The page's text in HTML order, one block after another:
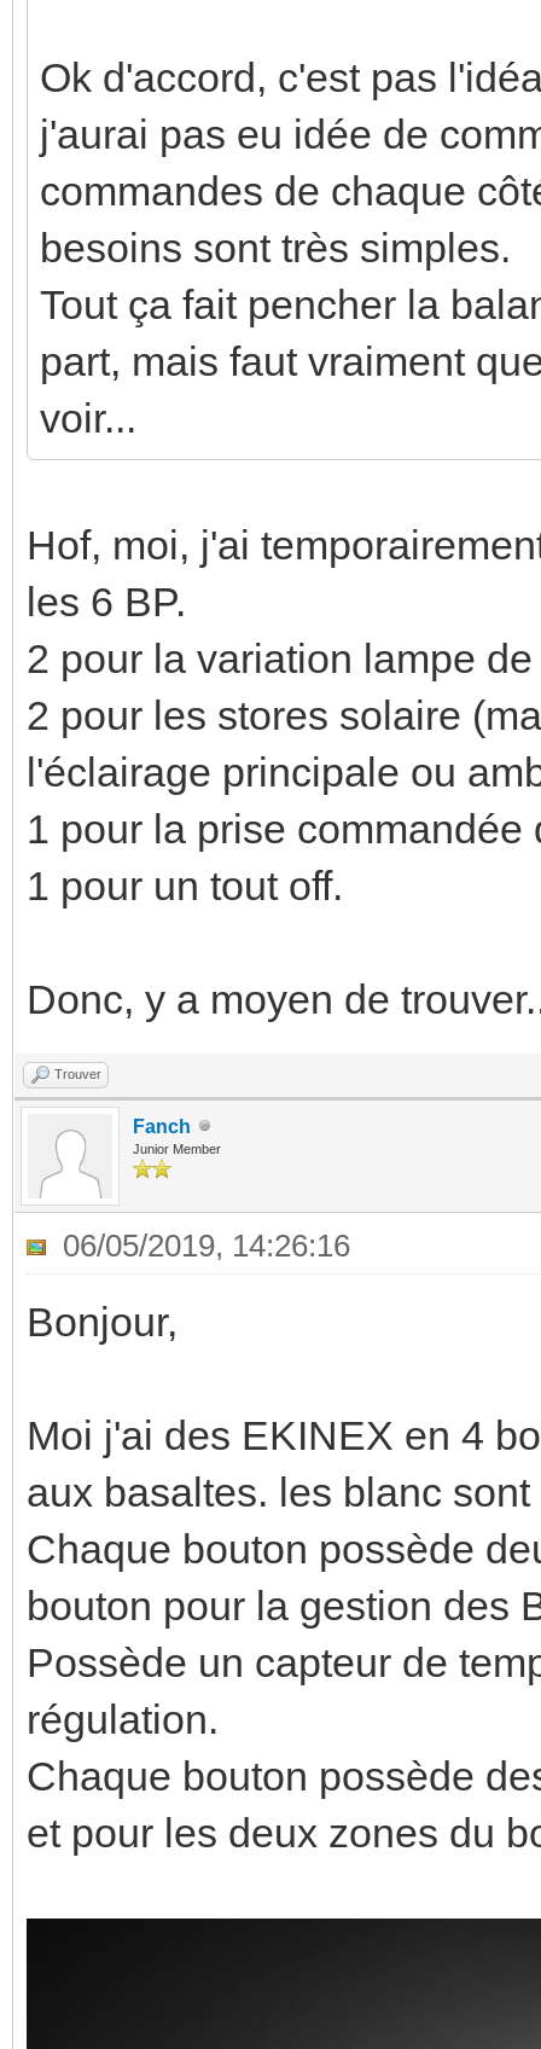
Ok d'accord, c'est pas
j'aurai pas eu idée de
commandes de chaque
besoins sont très simples.
Tout ça fait pencher la
part, mais faut vraiment
voir...
Hof, moi, j'ai
les 6 BP.
2 pour la variation lampe
2 pour les stores solaire
l'éclairage principale ou
1 pour la prise commandée
1 pour un tout off.
Donc, y a moyen de
Trouver
Fanch
Junior Member
06/05/2019, 14:26:16
Bonjour,
Moi j'ai des EKINEX en 4
aux basaltes. les blanc
Chaque bouton possède
bouton pour la gestion des
Possède un capteur de
régulation.
Chaque bouton possède
et pour les deux zones du